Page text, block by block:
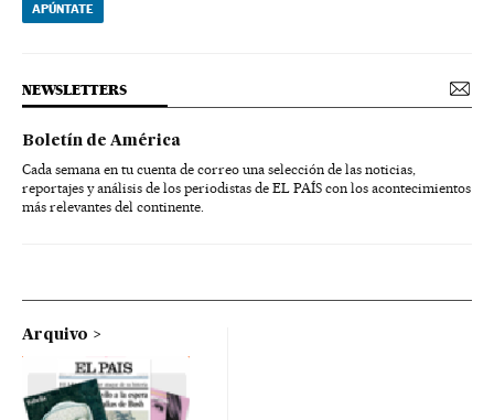
APÚNTATE
NEWSLETTERS
Boletín de América
Cada semana en tu cuenta de correo una selección de las noticias,
reportajes y análisis de los periodistas de EL PAÍS con los acontecimientos
más relevantes del continente.
Arquivo